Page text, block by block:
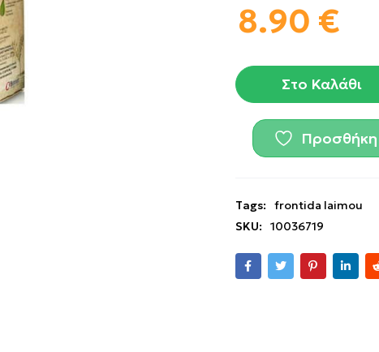
8.90 €
Στο Καλάθι
Tags:
frontida laimou
SKU:
10036719